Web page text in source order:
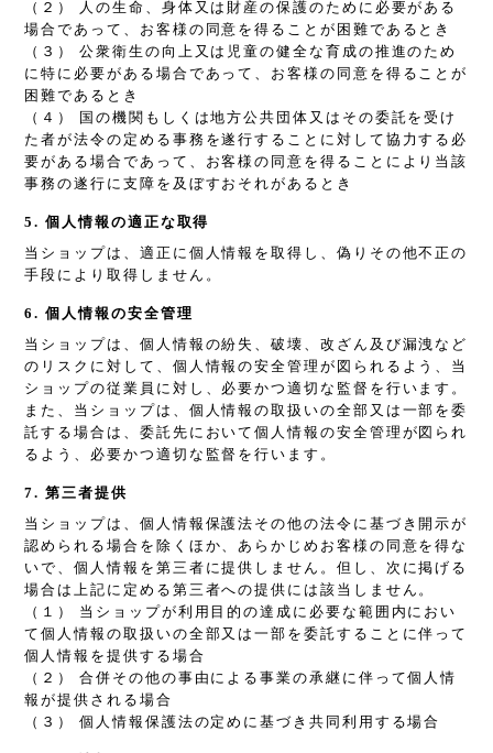
（２） 人の生命、身体又は財産の保護のために必要がある
場合であって、お客様の同意を得ることが困難であるとき
（３） 公衆衛生の向上又は児童の健全な育成の推進のため
に特に必要がある場合であって、お客様の同意を得ることが
困難であるとき
（４） 国の機関もしくは地方公共団体又はその委託を受け
た者が法令の定める事務を遂行することに対して協力する必
要がある場合であって、お客様の同意を得ることにより当該
事務の遂行に支障を及ぼすおそれがあるとき
5. 個人情報の適正な取得
当ショップは、適正に個人情報を取得し、偽りその他不正の
手段により取得しません。
6. 個人情報の安全管理
当ショップは、個人情報の紛失、破壊、改ざん及び漏洩など
のリスクに対して、個人情報の安全管理が図られるよう、当
ショップの従業員に対し、必要かつ適切な監督を行います。
また、当ショップは、個人情報の取扱いの全部又は一部を委
託する場合は、委託先において個人情報の安全管理が図られ
るよう、必要かつ適切な監督を行います。
7. 第三者提供
当ショップは、個人情報保護法その他の法令に基づき開示が
認められる場合を除くほか、あらかじめお客様の同意を得な
いで、個人情報を第三者に提供しません。但し、次に掲げる
場合は上記に定める第三者への提供には該当しません。
（１） 当ショップが利用目的の達成に必要な範囲内におい
て個人情報の取扱いの全部又は一部を委託することに伴って
個人情報を提供する場合
（２） 合併その他の事由による事業の承継に伴って個人情
報が提供される場合
（３） 個人情報保護法の定めに基づき共同利用する場合